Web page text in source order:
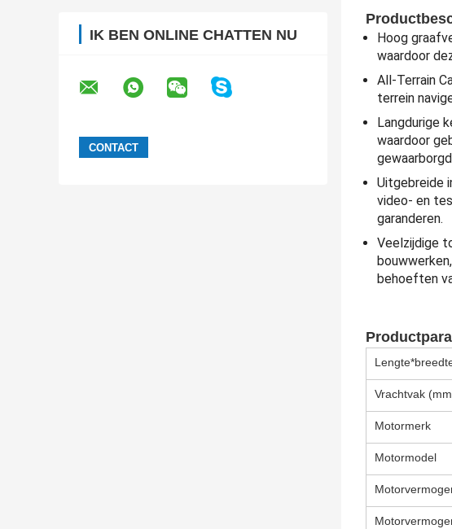
IK BEN ONLINE CHATTEN NU
Hoog
waardoor
All-Terrain
terrein
Langdurige
waardoor
Uitgebreide
video- en
garanderen.
Veelzijdige
behoeften
Vrachtvak
Motormerk
Motormodel